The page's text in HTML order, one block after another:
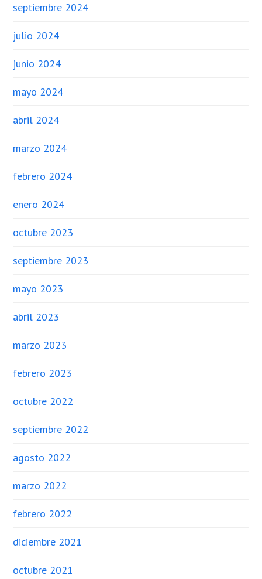
septiembre 2024
julio 2024
junio 2024
mayo 2024
abril 2024
marzo 2024
febrero 2024
enero 2024
octubre 2023
septiembre 2023
mayo 2023
abril 2023
marzo 2023
febrero 2023
octubre 2022
septiembre 2022
agosto 2022
marzo 2022
febrero 2022
diciembre 2021
octubre 2021